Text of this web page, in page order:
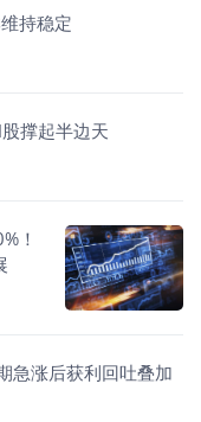
持稳定
撑起半边天
！
急涨后获利回吐叠加